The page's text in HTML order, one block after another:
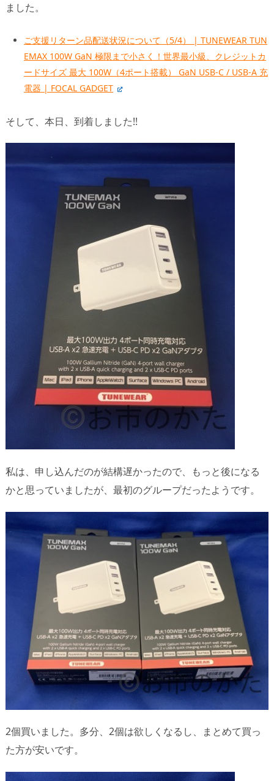
ました。
ご支援リターン品配送状況について（5/4） | TUNEWEAR TUN
EMAX 100W GaN 極限まで小さく！世界最小級、クレジットカ
ードサイズ 最大 100W（4ポート搭載） GaN USB-C / USB-A 充
電器 | FOCAL GADGET
そして、本日、到着しました!!
私は、申し込んだのが結構遅かったので、もっと後になる
かと思っていましたが、最初のグループだったようです。
2個買いました。多分、2個は欲しくなるし、まとめて買っ
た方が安いです。